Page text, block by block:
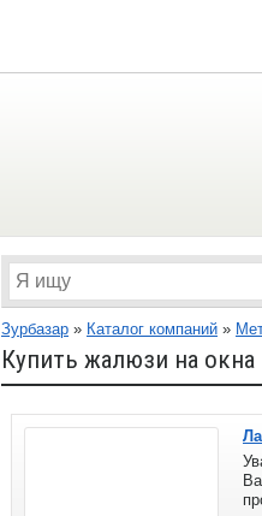
Зурбазар » Каталог компаний »
Купить жалюзи на окна